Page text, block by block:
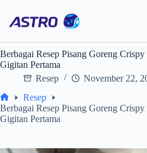
content
Berbagai Resep Pisang Goreng
Gigitan Pertama
Resep
November 22,
Home
Resep
Berbagai Resep Pisang Goreng
Gigitan Pertama